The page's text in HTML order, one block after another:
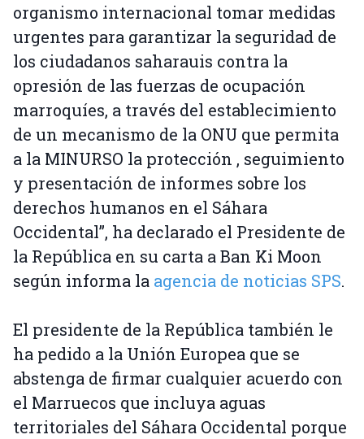
organismo internacional tomar medidas
urgentes para garantizar la seguridad de
los ciudadanos saharauis contra la
opresión de las fuerzas de ocupación
marroquíes, a través del establecimiento
de un mecanismo de la ONU que permita
a la MINURSO la protección , seguimiento
y presentación de informes sobre los
derechos humanos en el Sáhara
Occidental”, ha declarado el Presidente de
la República en su carta a Ban Ki Moon
según informa la agencia de noticias SPS.
El presidente de la República también le
ha pedido a la Unión Europea que se
abstenga de firmar cualquier acuerdo con
el Marruecos que incluya aguas
territoriales del Sáhara Occidental porque